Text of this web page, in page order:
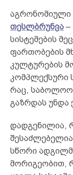
აგრონომიული
თესლბრუნვა –
სისტემების
ფართობების
კულტურების
კომპლექსური
რაც,
გაზრდას უნდა
დადგენილია,
სწორი
მორიგეობით,